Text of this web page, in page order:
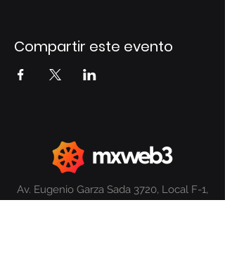
Compartir este evento
Av. Eugenio Garza Sada 3720, Local F-1,